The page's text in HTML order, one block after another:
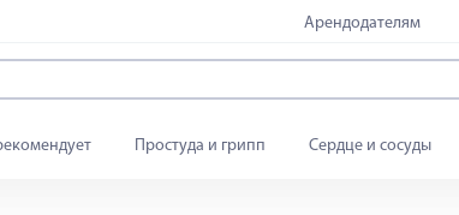
Арендодателям
Простуда и грипп Сердце и сосуды